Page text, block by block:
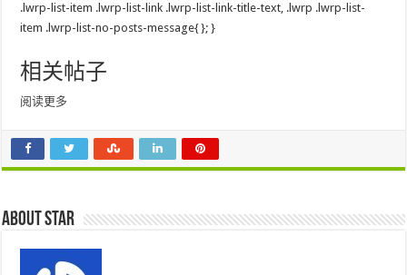
.lwrp-list-item .lwrp-list-link .lwrp-list-link-title-text, .lwrp .lwrp-list-
item .lwrp-list-no-posts-message{ }; }
相关帖子
阅读更多
About star